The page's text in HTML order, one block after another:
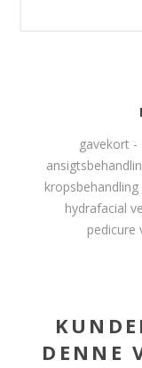
gavekort -
kropsbehandling
hydrafacial
pedicure
DENNE